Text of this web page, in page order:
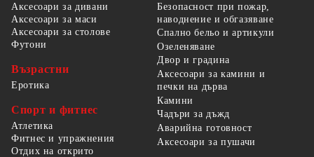
Аксесоари за дивани
Аксесоари за маси
Аксесоари за столове
Футони
Възрастни
Еротика
Спорт и фитнес
Атлетика
Фитнес и упражнения
Отдих на открито
Безопасност при пожар,
наводнение и обгазяване
Спално бельо и артикули
Озеленяване
Двор и градина
Аксесоари за камини и
печки на дърва
Камини
Чадъри за дъжд
Аварийна готовност
Аксесоари за пушачи